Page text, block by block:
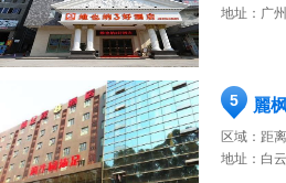
地址： 广
5 麗
区域：距离
地址： 白